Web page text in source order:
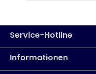
Service-Hotline
Informationen